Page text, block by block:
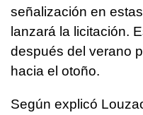
señalización en
lanzará la licitación.
después del verano
hacia el otoño.
Según explicó